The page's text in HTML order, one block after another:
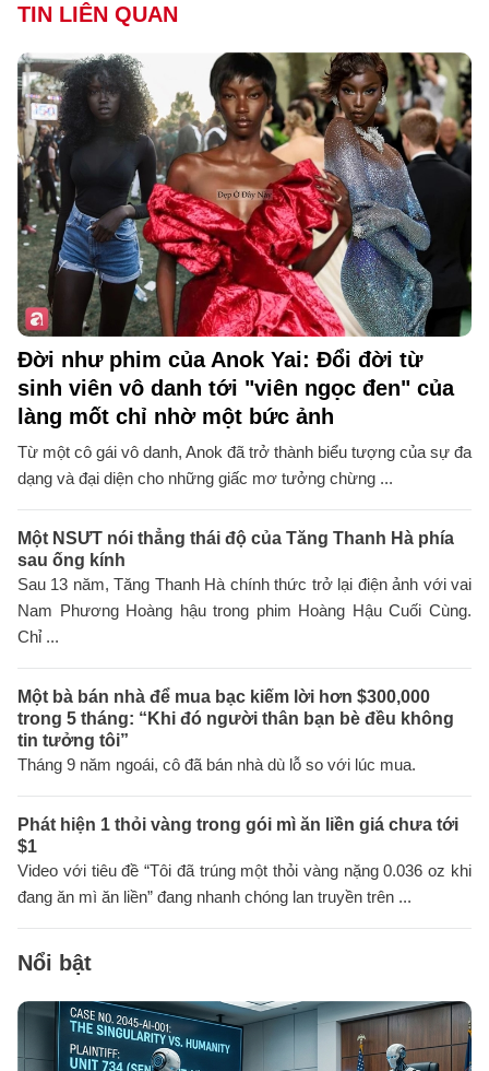
TIN LIÊN QUAN
Đời như phim của Anok Yai: Đổi đời từ
sinh viên vô danh tới "viên ngọc đen" của
làng mốt chỉ nhờ một bức ảnh
Từ một cô gái vô danh, Anok đã trở thành biểu tượng của sự đa
dạng và đại diện cho những giấc mơ tưởng chừng ...
Một NSƯT nói thẳng thái độ của Tăng Thanh Hà phía
sau ống kính
Sau 13 năm, Tăng Thanh Hà chính thức trở lại điện ảnh với vai
Nam Phương Hoàng hậu trong phim Hoàng Hậu Cuối Cùng.
Chỉ ...
Một bà bán nhà để mua bạc kiếm lời hơn $300,000
trong 5 tháng: “Khi đó người thân bạn bè đều không
tin tưởng tôi”
Tháng 9 năm ngoái, cô đã bán nhà dù lỗ so với lúc mua.
Phát hiện 1 thỏi vàng trong gói mì ăn liền giá chưa tới
$1
Video với tiêu đề “Tôi đã trúng một thỏi vàng nặng 0.036 oz khi
đang ăn mì ăn liền” đang nhanh chóng lan truyền trên ...
Nổi bật